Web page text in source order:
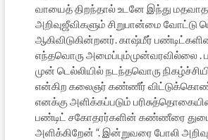
வாயைத் திறந்தால் உடனே இந்து
அறிவுஜீவிகளும் சிறுபான்மை வோட்டு
ஆகிவிடுகின்றனர். காஷ்மீர்
எந்தவொரு அமைப்பும்முன்வரவில்லை .
முன் டெல்லியில் நடந்தவொரு
என்கிற கலைஞர் கண்ணீர்
எனக்கு அளிக்கப்படும்
பண்டிட் சகோதரர்களின் கண்ணீரை
அளிக்கிறேன் “. இன்றுவரை போலி